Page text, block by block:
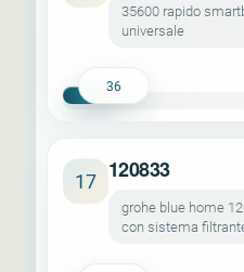
35600 rapido
universale
36
17 120833
grohe blue home
con sistema